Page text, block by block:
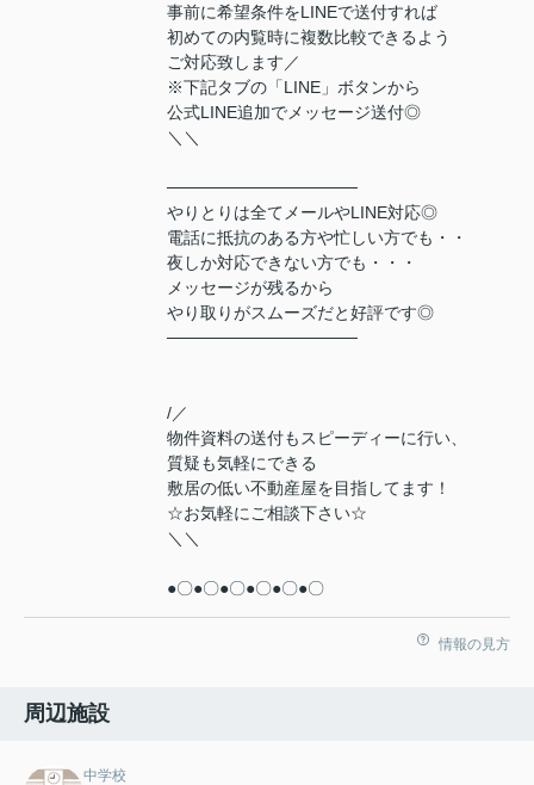
事前に希望条件をLINEで送付すれば
初めての内覧時に複数比較できるよう
ご対応致します／
※下記タブの「LINE」ボタンから
公式LINE追加でメッセージ送付◎
＼＼
────────────────
やりとりは全てメールやLINE対応◎
電話に抵抗のある方や忙しい方でも・・
夜しか対応できない方でも・・・
メッセージが残るから
やり取りがスムーズだと好評です◎
────────────────
/／
物件資料の送付もスピーディーに行い、
質疑も気軽にできる
敷居の低い不動産屋を目指してます！
☆お気軽にご相談下さい☆
＼＼
●〇●〇●〇●〇●〇●〇
情報の見方
周辺施設
中学校